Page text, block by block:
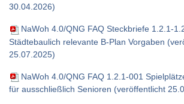
30.04.2026)
NaWoh 4.0/QNG FAQ Steckbriefe 1.2.1-
Städtebaulich relevante B-Plan Vorgaben
25.07.2025)
NaWoh 4.0/QNG FAQ 1.2.1-001
für ausschließlich Senioren (veröffentlicht